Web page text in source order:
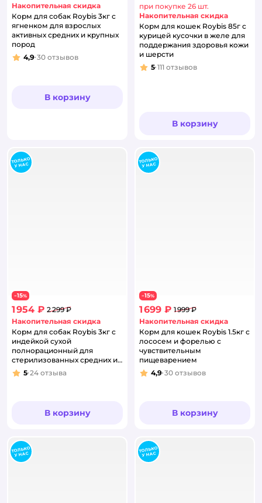
Накопительная скидка
Корм для собак Roybis 3кг с
ягненком для взрослых
активных средних и крупных
пород
Рейтинг:
4,9 30 отзывов
В корзину
при покупке 26 шт.
Накопительная скидка
Корм для кошек Roybis 85г с
курицей кусочки в желе для
поддержания здоровья кожи
и шерсти
Рейтинг:
5 111 отзывов
В корзину
−15%
1 954 ₽ 2 299 ₽
Накопительная скидка
Корм для собак Roybis 3кг c
индейкой сухой
полнорационный для
стерилизованных средних и
крупных пород
Рейтинг:
5 24 отзыва
В корзину
−15%
1 699 ₽ 1 999 ₽
Накопительная скидка
Корм для кошек Roybis 1.5кг с
лососем и форелью с
чувствительным
пищеварением
Рейтинг:
4,9 30 отзывов
В корзину